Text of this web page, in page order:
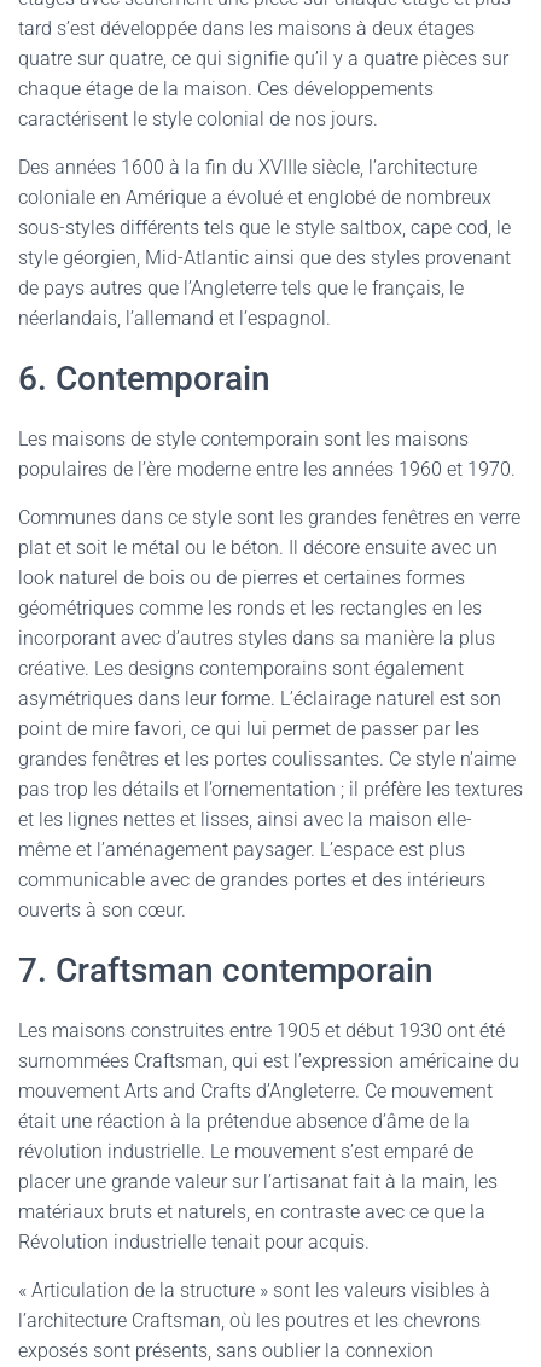
tard s’est développée dans les maisons à deux étages
quatre sur quatre, ce qui signifie qu’il y a quatre pièces sur
chaque étage de la maison. Ces développements
caractérisent le style colonial de nos jours.
Des années 1600 à la fin du XVIIIe siècle, l’architecture
coloniale en Amérique a évolué et englobé de nombreux
sous-styles différents tels que le style saltbox, cape cod, le
style géorgien, Mid-Atlantic ainsi que des styles provenant
de pays autres que l’Angleterre tels que le français, le
néerlandais, l’allemand et l’espagnol.
6. Contemporain
Les maisons de style contemporain sont les maisons
populaires de l’ère moderne entre les années 1960 et 1970.
Communes dans ce style sont les grandes fenêtres en verre
plat et soit le métal ou le béton. Il décore ensuite avec un
look naturel de bois ou de pierres et certaines formes
géométriques comme les ronds et les rectangles en les
incorporant avec d’autres styles dans sa manière la plus
créative. Les designs contemporains sont également
asymétriques dans leur forme. L’éclairage naturel est son
point de mire favori, ce qui lui permet de passer par les
grandes fenêtres et les portes coulissantes. Ce style n’aime
pas trop les détails et l’ornementation ; il préfère les textures
et les lignes nettes et lisses, ainsi avec la maison elle-
même et l’aménagement paysager. L’espace est plus
communicable avec de grandes portes et des intérieurs
ouverts à son cœur.
7. Craftsman contemporain
Les maisons construites entre 1905 et début 1930 ont été
surnommées Craftsman, qui est l’expression américaine du
mouvement Arts and Crafts d’Angleterre. Ce mouvement
était une réaction à la prétendue absence d’âme de la
révolution industrielle. Le mouvement s’est emparé de
placer une grande valeur sur l’artisanat fait à la main, les
matériaux bruts et naturels, en contraste avec ce que la
Révolution industrielle tenait pour acquis.
« Articulation de la structure » sont les valeurs visibles à
l’architecture Craftsman, où les poutres et les chevrons
exposés sont présents, sans oublier la connexion